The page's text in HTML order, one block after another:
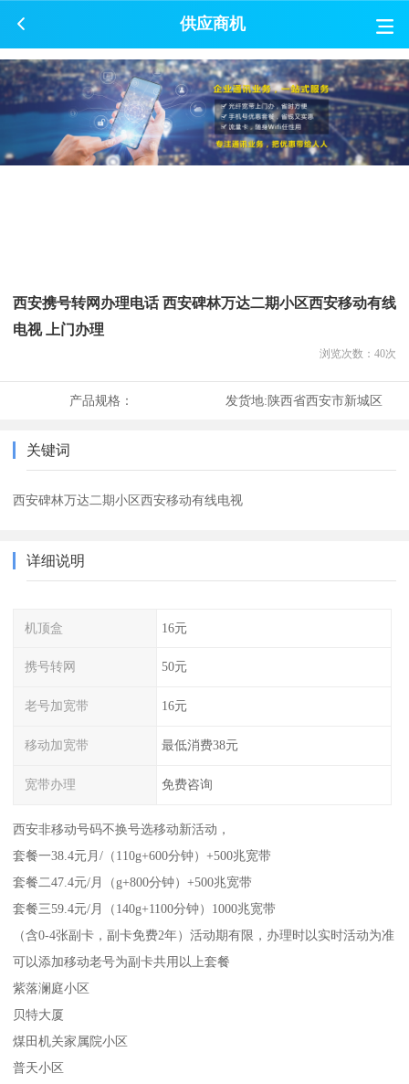
供应商机
西安携号转网办理电话 西安碑林万达二期小区西安移动有线
电视 上门办理
浏览次数： 40次
产品规格： 发货地:陕西省西安市新城区
关键词
西安碑林万达二期小区西安移动有线电视
详细说明
机顶盒 16元
携号转网 50元
老号加宽带 16元
移动加宽带 最低消费38元
宽带办理 免费咨询
西安非移动号码不换号选移动新活动，
套餐一38.4元月/（110g+600分钟）+500兆宽带
套餐二47.4元/月（g+800分钟）+500兆宽带
套餐三59.4元/月（140g+1100分钟）1000兆宽带
（含0-4张副卡，副卡免费2年）活动期有限，办理时以实时活动为准
可以添加移动老号为副卡共用以上套餐
紫落澜庭小区
贝特大厦
煤田机关家属院小区
普天小区